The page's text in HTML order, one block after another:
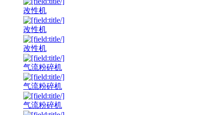
改性机
改性机
改性机
气流粉碎机
气流粉碎机
气流粉碎机